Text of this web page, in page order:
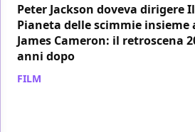
Peter Jackson doveva dirigere Il
Pianeta delle scimmie insieme
James Cameron: il retroscena
anni dopo
FILM